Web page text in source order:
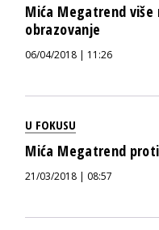
Mića Megatrend više
obrazovanje
06/04/2018 | 11:26
U FOKUSU
Mića Megatrend
21/03/2018 | 08:57